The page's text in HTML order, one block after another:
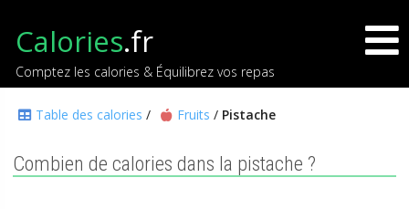
Calories.fr
Comptez les calories & Équilibrez vos repas
Table des calories / Fruits / Pistache
Combien de calories dans la pistache ?